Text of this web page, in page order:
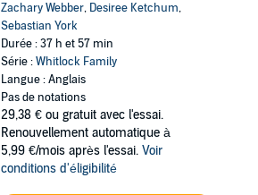
Zachary Webber, Desiree Ketchum,
Sebastian York
Durée : 37 h et 57 min
Série :Whitlock Family
Langue : Anglais
Pas de notations
29,38 € ou gratuit avec l'essai.
Renouvellement automatique à
5,99 €/mois après l'essai. Voir
conditions d'éligibilité